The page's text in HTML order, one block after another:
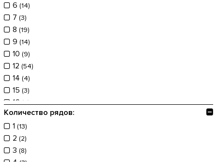
6 (14)
7 (3)
8 (19)
9 (14)
10 (9)
12 (54)
14 (4)
15 (3)
16(7)
18(5)
20(2)
22(1)
24(18)
Количество рядов:
1 (13)
2 (2)
3 (8)